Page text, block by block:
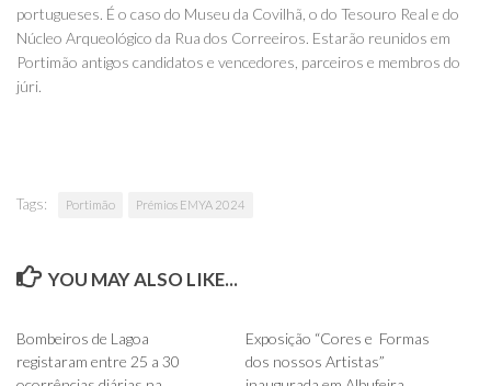
portugueses. É o caso do Museu da Covilhã, o do Tesouro Real e do
Núcleo Arqueológico da Rua dos Correeiros. Estarão reunidos em
Portimão antigos candidatos e vencedores, parceiros e membros do
júri.
Tags: Portimão Prémios EMYA 2024
YOU MAY ALSO LIKE...
Bombeiros de Lagoa
registaram entre 25 a 30
Exposição “Cores e Formas
dos nossos Artistas”